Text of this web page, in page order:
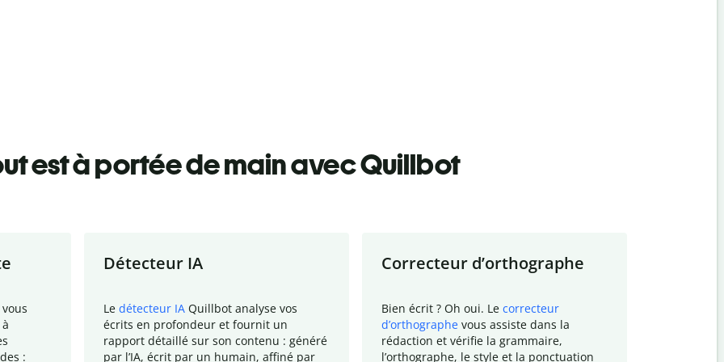
est à portée de main avec Quillbot
:
Détecteur IA
Le détecteur IA Quillbot analyse vos
écrits en profondeur et fournit un
rapport détaillé sur son contenu : généré
par l’IA, écrit par un humain, affiné par
Correcteur d’orthographe
Bien écrit ? Oh oui. Le correcteur
d’orthographe vous assiste dans la
rédaction et vérifie la grammaire,
l’orthographe, le style et la ponctuation